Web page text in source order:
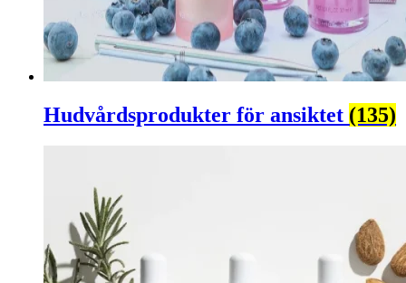
Hudvårdsprodukter för ansiktet (135)